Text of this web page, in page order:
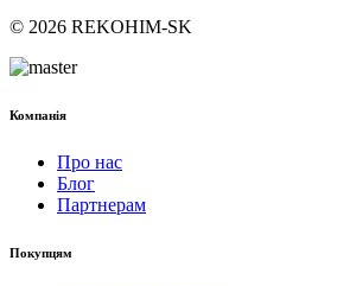
© 2026 REKOHIM-SK
Компанія
Про нас
Блог
Партнерам
Покупцям